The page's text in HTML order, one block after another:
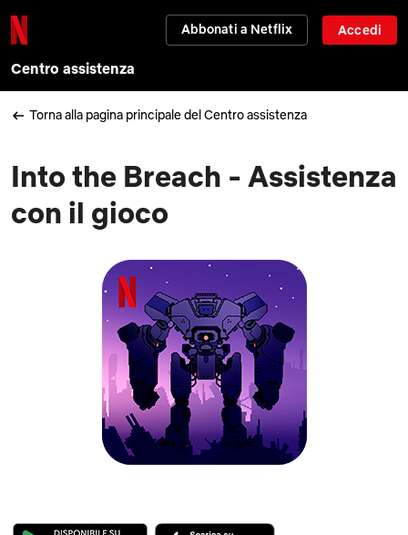
Abbonati a Netflix Accedi
Centro assistenza
Torna alla pagina principale del Centro assistenza
Into the Breach - Assistenza
con il gioco